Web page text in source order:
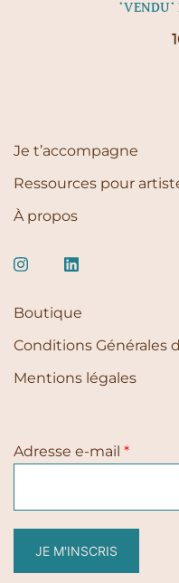
*VENDU*
Je t’accompagne
Ressources pour
À propos
Boutique
Conditions Générales
Mentions légales
Adresse e-mail *
JE M'INSCRIS